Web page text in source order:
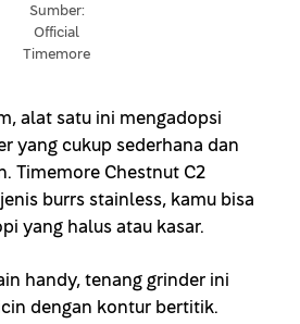
Sumber:
Official
Timemore
alat satu ini mengadopsi
yang cukup sederhana dan
Timemore Chestnut C2
burrs stainless, kamu bisa
yang halus atau kasar.
handy, tenang grinder ini
dengan kontur bertitik.